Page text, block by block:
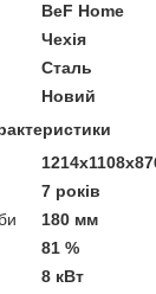
BeF Home
Чехія
Сталь
Новий
7 років
180 мм
81 %
8 кВт